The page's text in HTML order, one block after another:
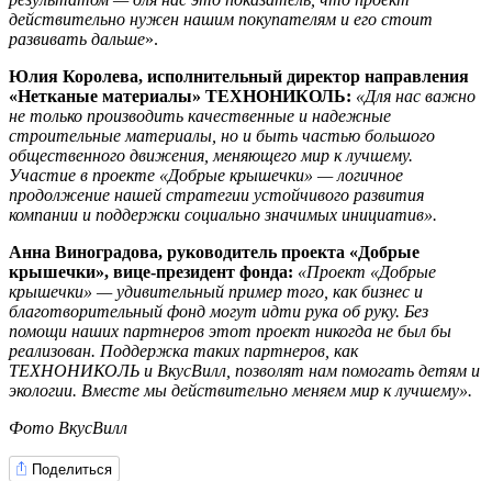
действительно нужен нашим покупателям и его стоит
развивать дальше».
Юлия Королева, исполнительный директор направления
«Нетканые материалы» ТЕХНОНИКОЛЬ: «Для нас важно
не только производить качественные и надежные
строительные материалы, но и быть частью большого
общественного движения, меняющего мир к лучшему.
Участие в проекте «Добрые крышечки» — логичное
продолжение нашей стратегии устойчивого развития
компании и поддержки социально значимых инициатив».
Анна Виноградова, руководитель проекта «Добрые
крышечки», вице-президент фонда: «Проект «Добрые
крышечки» — удивительный пример того, как бизнес и
благотворительный фонд могут идти рука об руку. Без
помощи наших партнеров этот проект никогда не был бы
реализован. Поддержка таких партнеров, как
ТЕХНОНИКОЛЬ и ВкусВилл, позволят нам помогать детям и
экологии. Вместе мы действительно меняем мир к лучшему».
Фото ВкусВилл
Поделиться